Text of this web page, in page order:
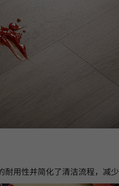
耐用性并简化了清洁流程，减少